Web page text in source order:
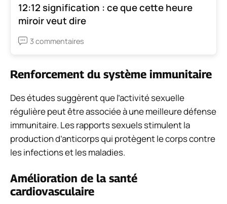
12:12 signification : ce que cette heure
miroir veut dire
3 commentaires
Renforcement du système immunitaire
Des études suggèrent que l’activité sexuelle
régulière peut être associée à une meilleure défense
immunitaire. Les rapports sexuels stimulent la
production d’anticorps qui protègent le corps contre
les infections et les maladies.
Amélioration de la santé
cardiovasculaire